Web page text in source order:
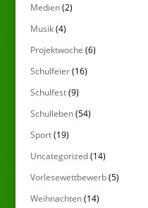
Medien(2)
Musik(4)
Projektwoche (6)
Schulfeier(16)
Schulfest(9)
Schulleben(54)
Sport(19)
Uncategorized(14)
Vorlesewettbewerb(5)
Weihnachten(14)